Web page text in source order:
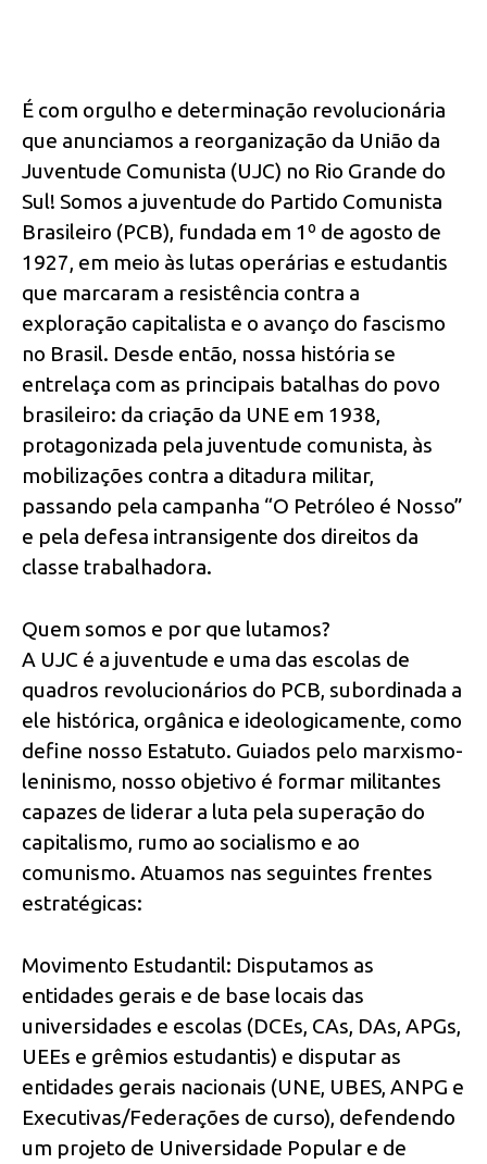
É com orgulho e determinação revolucionária
que anunciamos a reorganização da União da
Juventude Comunista (UJC) no Rio Grande do
Sul! Somos a juventude do Partido Comunista
Brasileiro (PCB), fundada em 1º de agosto de
1927, em meio às lutas operárias e estudantis
que marcaram a resistência contra a
exploração capitalista e o avanço do fascismo
no Brasil. Desde então, nossa história se
entrelaça com as principais batalhas do povo
brasileiro: da criação da UNE em 1938,
protagonizada pela juventude comunista, às
mobilizações contra a ditadura militar,
passando pela campanha “O Petróleo é Nosso”
e pela defesa intransigente dos direitos da
classe trabalhadora.
Quem somos e por que lutamos?
A UJC é a juventude e uma das escolas de
quadros revolucionários do PCB, subordinada a
ele histórica, orgânica e ideologicamente, como
define nosso Estatuto. Guiados pelo marxismo-
leninismo, nosso objetivo é formar militantes
capazes de liderar a luta pela superação do
capitalismo, rumo ao socialismo e ao
comunismo. Atuamos nas seguintes frentes
estratégicas:
Movimento Estudantil: Disputamos as
entidades gerais e de base locais das
universidades e escolas (DCEs, CAs, DAs, APGs,
UEEs e grêmios estudantis) e disputar as
entidades gerais nacionais (UNE, UBES, ANPG e
Executivas/Federações de curso), defendendo
um projeto de Universidade Popular e de